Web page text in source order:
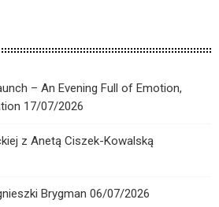
– An Evening Full of Emotion,
17/07/2026
z Anetą Ciszek-Kowalską
Brygman 06/07/2026